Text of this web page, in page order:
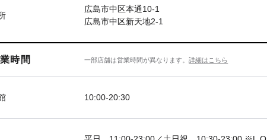
広島市中区本通10-1
広島市中区新天地2-1
時間 一部店舗は営業時間が異なります。詳細はこちら
10:00-20:30